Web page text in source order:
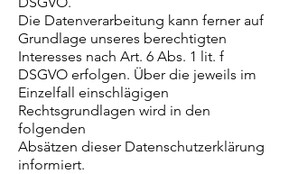
Die Datenverarbeitung kann ferner auf
Grundlage unseres berechtigten
Interesses nach Art. 6 Abs. 1 lit. f
DSGVO erfolgen. Über die jeweils im
Einzelfall einschlägigen
Rechtsgrundlagen wird in den
folgenden
Absätzen dieser Datenschutzerklärung
informiert.